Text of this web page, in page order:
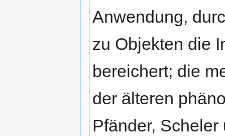
Anwendung,
zu Objekten die
bereichert; die
der älteren
Pfänder,